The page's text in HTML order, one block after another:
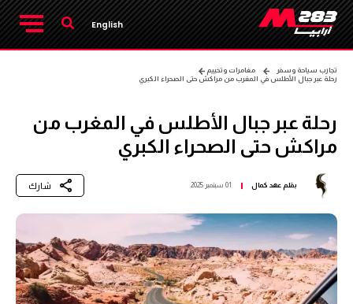
English
تجارب سياحة وسفر
مغامرات وتخييم
رحلة عبر جبال الأطلس في المغرب من مراكش حتى الصحراء الكبري
رحلة عبر جبال الأطلس في المغرب من
مراكش حتى الصحراء الكبري
بقلمعهد كمال 01 سبتمبر 2025 شارك